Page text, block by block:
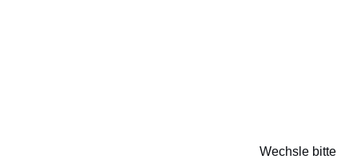
Wechsle